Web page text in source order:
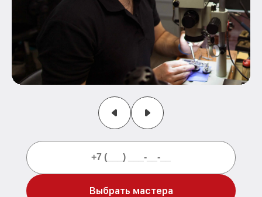
Выбрать мастера